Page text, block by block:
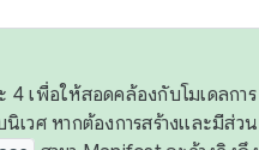
เพื่อให้สอดคล้องกับโมเดลการ
วศ หากต้องการสร้างและมีส่วน